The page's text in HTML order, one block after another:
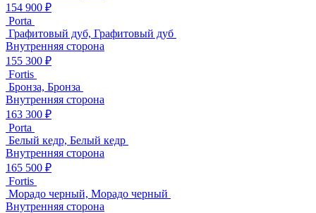
154 900 ₽
Porta
Графитовый дуб, Графитовый дуб
Внутренняя сторона
155 300 ₽
Fortis
Бронза, Бронза
Внутренняя сторона
163 300 ₽
Porta
Белый кедр, Белый кедр
Внутренняя сторона
165 500 ₽
Fortis
Морадо черный, Морадо черный
Внутренняя сторона